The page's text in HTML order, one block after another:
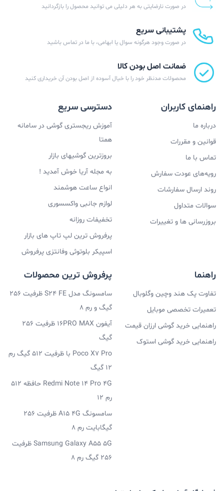
در صورت نارضایتی به هر دلیلی می توانید محصول را بازگردانید
پشتیبانی سریع
در صورت وجود هرگونه سوال یا ابهامی، با ما در تماس باشید
ضمانت اصل بودن کالا
محصولات مدنظر خود را با خیال آسوده از اصل بودن آن خریداری کنید
راهنمای کاربران
درباره ما
قوانین و مقررات
تماس با ما
رویه‌های عودت سفارش
روند ارسال سفارشات
سوالات متداول
بروزرسانی ها و تغییرات
دسترسی سریع
آموزش ریجستری گوشی در سامانه
همتا
بروزترین گوشیهای بازار
به مجله آریا خوش آمدید !
انواع ساعت هوشمند
لوازم جانبی واکسسوری
تخفیفات روزانه
پرفروش ترین لپ تاپ های بازار
اسپیکر بلوتوثی وفانتزی پرفروش
راهنما
تفاوت پک هند وچین وگلوبال
تعمیرات تخصصی موبایل
راهنمایی خرید گوشی ارزان قیمت
راهنمایی خرید گوشی استوک
پرفروش ترین محصولات
سامسونگ مدل S24 FE ظرفیت 256
گیگ و رم 8
آیفون 16PRO MAX ظرفیت 256
گیگ
Poco X7 Pro با ظرفیت 512 گیگ رم
12 گیگ
Redmi Note 14 Pro 4G حافظه 512
رم 12
سامسونگ A15 4G ظرفیت 256
گیگابایت رم 8
Samsung Galaxy A55 5G ظرفیت
256 گیگ رم 8